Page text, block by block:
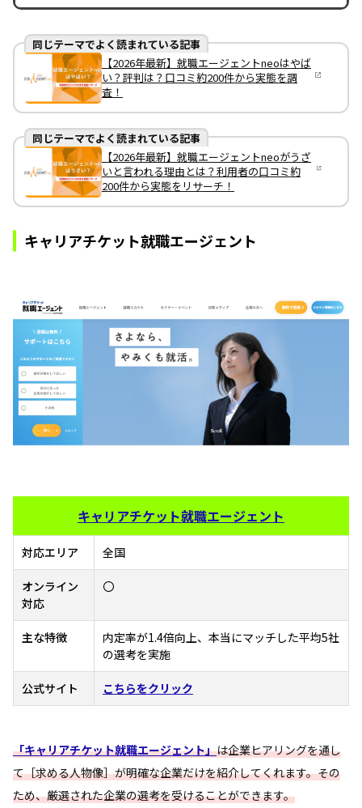
同じテーマでよく読まれている記事
【2026年最新】就職エージェントneoはやば
い？評判は？口コミ約200件から実態を調
査！
同じテーマでよく読まれている記事
【2026年最新】就職エージェントneoがうざ
いと言われる理由とは？利用者の口コミ約
200件から実態をリサーチ！
キャリアチケット就職エージェント
キャリアチケット就職エージェント
対応エリア 全国
オンライン
対応
〇
主な特徴
内定率が1.4倍向上、本当にマッチした平均5社
の選考を実施
公式サイト こちらをクリック
「キャリアチケット就職エージェント」は企業ヒアリングを通し
て［求める人物像］が明確な企業だけを紹介してくれます。その
ため、厳選された企業の選考を受けることができます。